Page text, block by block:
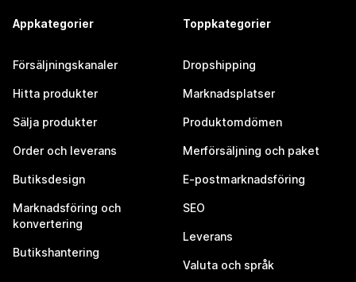
Appkategorier
Försäljningskanaler
Hitta produkter
Sälja produkter
Order och leverans
Butiksdesign
Marknadsföring och
konvertering
Butikshantering
Toppkategorier
Dropshipping
Marknadsplatser
Produktomdömen
Merförsäljning och paket
E-postmarknadsföring
SEO
Leverans
Valuta och språk